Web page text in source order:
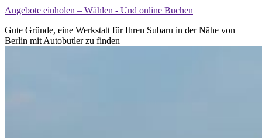
Angebote einholen – Wählen - Und online Buchen
Gute Gründe, eine Werkstatt für Ihren Subaru in der Nähe von
Berlin mit Autobutler zu finden